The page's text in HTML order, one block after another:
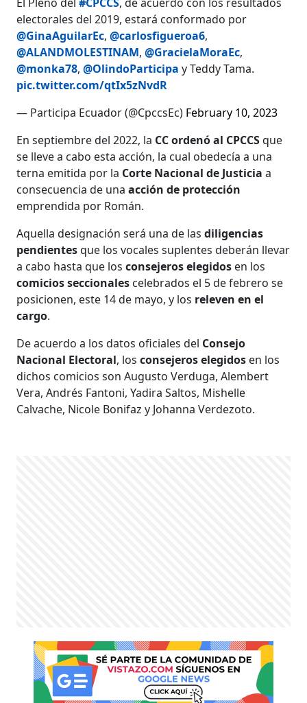
electorales del 2019, estará conformado por
@GinaAguilarEc,@carlosfigueroa6,
@ALANDMOLESTINAM,@GracielaMoraEc,
@monka78,@OlindoParticipa y Teddy Tama.
pic.twitter.com/qtIx5zNvdR
— Participa Ecuador (@CpccsEc) February 10, 2023
En septiembre del 2022, la CC ordenó al CPCCSque
se lleve a cabo esta acción, la cual obedecía a una
terna emitida por la Corte Nacional de Justicia a
consecuencia de una acción de protección
emprendida por Román.
Aquella designación será una de lasdiligencias
pendientesque los vocales suplentes deberán llevar
a cabo hasta que los consejeros elegidos en los
comicios seccionales celebrados el 5 de febrero se
posicionen, este 14 de mayo, y los releven en el
cargo.
De acuerdo a los datos oficiales del Consejo
Nacional Electoral, losconsejeros elegidos en los
dichos comicios son Augusto Verduga, Alembert
Vera, Andrés Fantoni, Yadira Saltos, Mishelle
Calvache, Nicole Bonifaz y Johanna Verdezoto.